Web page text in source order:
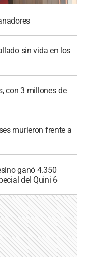
sin vida en los
con 3 millones de
murieron frente a
ganó 4.350
del Quini 6